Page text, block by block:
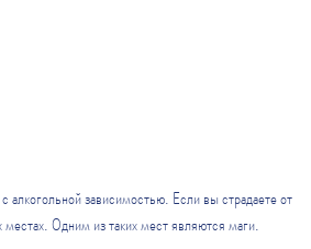
Одним из таких мест являются маги.